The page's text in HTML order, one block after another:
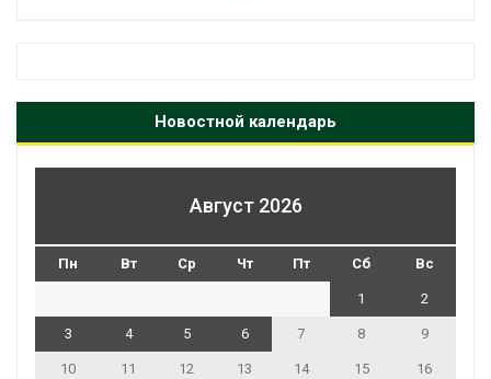
Новостной календарь
Август 2026
Пн Вт Ср Чт Пт Сб Вс
1 2
3 4 5 6 7 8 9
10 11 12 13 14 15 16